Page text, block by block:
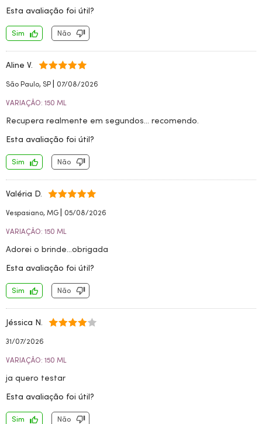
Esta avaliação foi útil?
Sim Não
Aline V.
São Paulo, SP | 07/08/2026
VARIAÇÃO: 150 ML
Recupera realmente em segundos... recomendo.
Esta avaliação foi útil?
Sim Não
Valéria D.
Vespasiano, MG | 05/08/2026
VARIAÇÃO: 150 ML
Adorei o brinde...obrigada
Esta avaliação foi útil?
Sim Não
Jéssica N.
31/07/2026
VARIAÇÃO: 150 ML
ja quero testar
Esta avaliação foi útil?
Sim Não